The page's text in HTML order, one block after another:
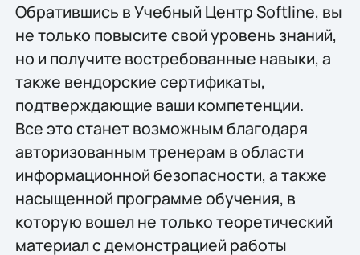
Обратившись в Учебный Центр Softline, вы
не только повысите свой уровень знаний,
но и получите востребованные навыки, а
также вендорские сертификаты,
подтверждающие ваши компетенции.
Все это станет возможным благодаря
авторизованным тренерам в области
информационной безопасности, а также
насыщенной программе обучения, в
которую вошел не только теоретический
материал с демонстрацией работы